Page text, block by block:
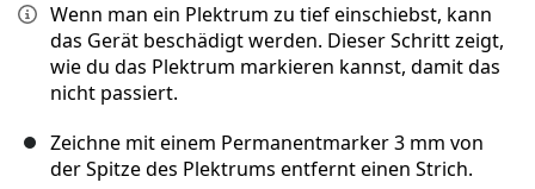
Wenn man ein Plektrum zu tief einschiebst, kann
das Gerät beschädigt werden. Dieser Schritt zeigt,
wie du das Plektrum markieren kannst, damit das
nicht passiert.
Zeichne mit einem Permanentmarker 3 mm von
der Spitze des Plektrums entfernt einen Strich.